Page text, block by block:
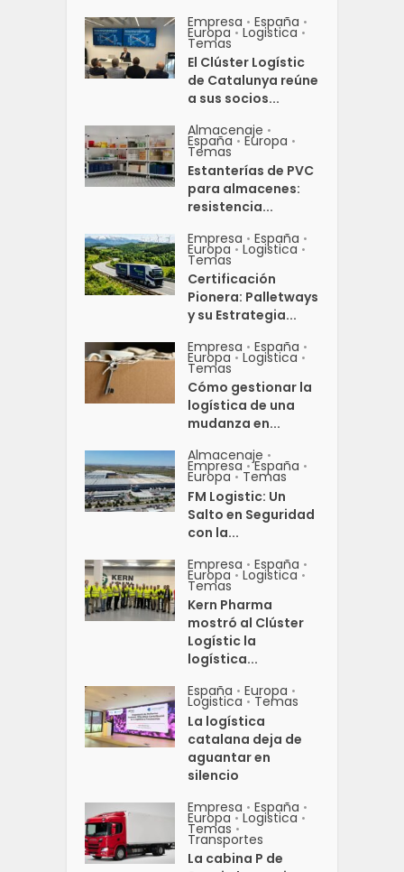
Empresa • España •
Europa • Logistica •
Temas
El Clúster Logístic
de Catalunya reúne
a sus socios...
Almacenaje •
España • Europa •
Temas
Estanterías de PVC
para almacenes:
resistencia...
Empresa • España •
Europa • Logistica •
Temas
Certificación
Pionera: Palletways
y su Estrategia...
Empresa • España •
Europa • Logistica •
Temas
Cómo gestionar la
logística de una
mudanza en...
Almacenaje •
Empresa • España •
Europa • Temas
FM Logistic: Un
Salto en Seguridad
con la...
Empresa • España •
Europa • Logistica •
Temas
Kern Pharma
mostró al Clúster
Logístic la
logística...
España • Europa •
Logistica • Temas
La logística
catalana deja de
aguantar en
silencio
Empresa • España •
Europa • Logistica •
Temas •
Transportes
La cabina P de